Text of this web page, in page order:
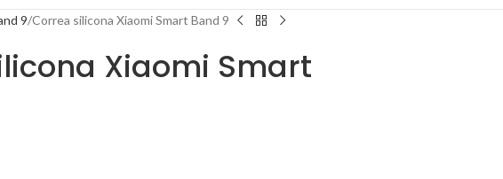
9 Correa silicona Xiaomi Smart Band 9
Xiaomi Smart